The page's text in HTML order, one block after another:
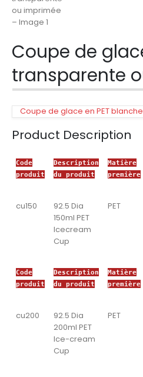
Coupe de
transparente
Coupe de glace en PET blanche
Product Description
Code
produit
Description
du produit
Matière
première
cu150
92.5 Dia
150ml PET
Icecream
Cup
PET
Code
produit
Description
du produit
Matière
première
cu200
92.5 Dia
200ml PET
Ice-cream
Cup
PET